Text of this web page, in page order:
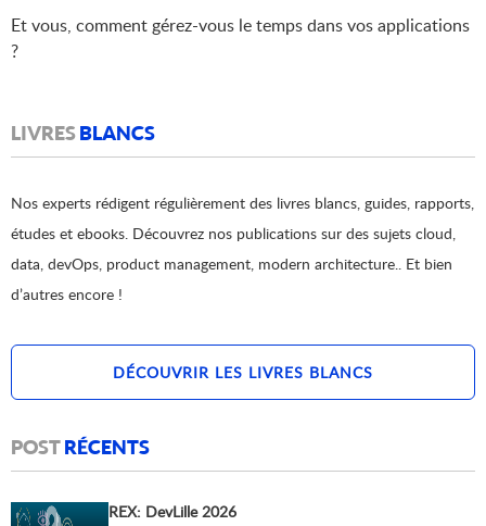
Et vous, comment gérez-vous le temps dans vos applications
?
LIVRESBLANCS
Nos experts rédigent régulièrement des livres blancs, guides, rapports,
études et ebooks. Découvrez nos publications sur des sujets cloud,
data, devOps, product management, modern architecture.. Et bien
d’autres encore !
DÉCOUVRIR LES LIVRES BLANCS
POSTRÉCENTS
REX: DevLille 2026